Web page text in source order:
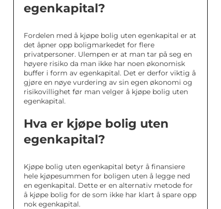
egenkapital?
Fordelen med å kjøpe bolig uten egenkapital er at
det åpner opp boligmarkedet for flere
privatpersoner. Ulempen er at man tar på seg en
høyere risiko da man ikke har noen økonomisk
buffer i form av egenkapital. Det er derfor viktig å
gjøre en nøye vurdering av sin egen økonomi og
risikovillighet før man velger å kjøpe bolig uten
egenkapital.
Hva er kjøpe bolig uten
egenkapital?
Kjøpe bolig uten egenkapital betyr å finansiere
hele kjøpesummen for boligen uten å legge ned
en egenkapital. Dette er en alternativ metode for
å kjøpe bolig for de som ikke har klart å spare opp
nok egenkapital.